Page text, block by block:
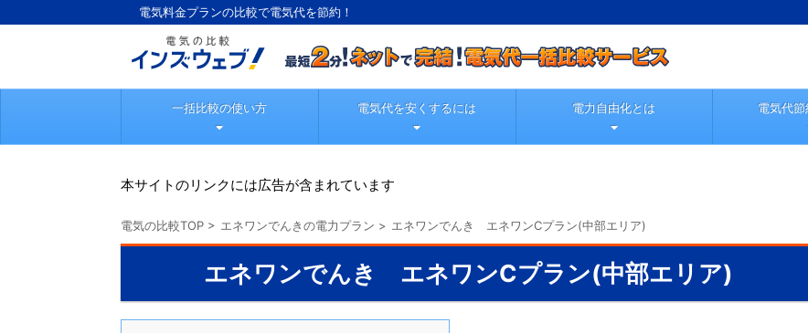
電気料金プランの比較で電気代を節約！
一括比較の使い方 電気代を安くするには 電力自由化とは 電気代
本サイトのリンクには広告が含まれています
電気の比較TOP > エネワンでんきの電力プラン > エネワンでんき エネワンCプラン(中部エリア)
エネワンでんき エネワンCプラン(中部エリア)